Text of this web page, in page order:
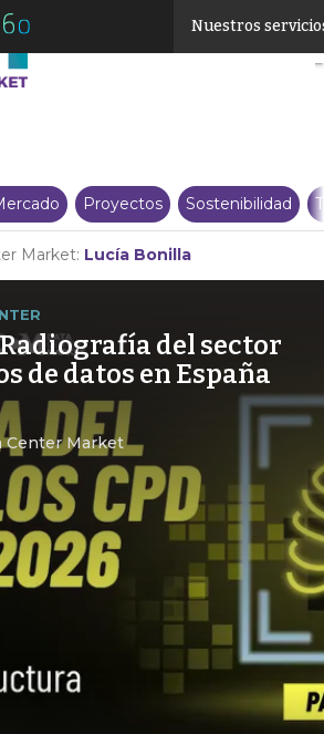
Nuestros
Proyectos Sostenibilidad
Market: Lucía Bonilla
Radiografía del sector
de datos en España
Center Market